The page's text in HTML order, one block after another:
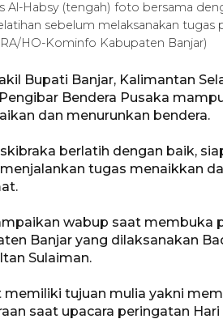
Al-Habsy (tengah) foto bersama
sebelum melaksanakan tugas
HO-Kominfo Kabupaten Banjar)
Bupati Banjar, Kalimantan
Bendera Pusaka
dan menurunkan bendera.
berlatih dengan baik,
tugas menaikkan
wabup saat membuka
Banjar yang dilaksanakan
Sulaiman.
memiliki tujuan mulia yakni
saat upacara peringatan